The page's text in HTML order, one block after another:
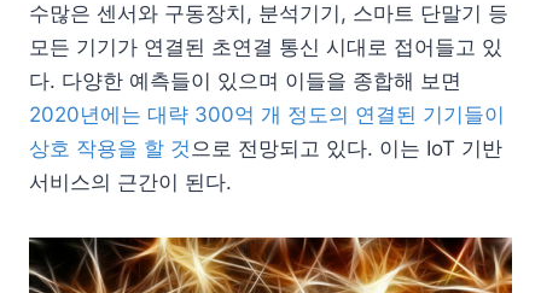
수많은 센서와 구동장치, 분석기기, 스마트 단말기 등
모든 기기가 연결된 초연결 통신 시대로 접어들고 있
다. 다양한 예측들이 있으며 이들을 종합해 보면
2020년에는 대략 300억 개 정도의 연결된 기기들이
상호 작용을 할 것으로 전망되고 있다. 이는 IoT 기반
서비스의 근간이 된다.